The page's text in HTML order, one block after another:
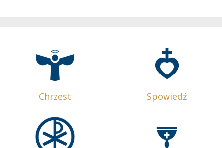
Chrzest Spowiedź